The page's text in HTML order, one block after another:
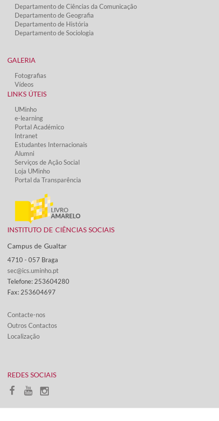
Departamento de Ciências da Comunicação
Departamento de Geografia
Departamento de História
Departamento de Sociologia
GALERIA
Fotografias
Vídeos​
LINKS ÚTEIS​
UMinho
e-learning
Portal Académico
Intranet
Estudantes Inter​​nacionais
Alumni
Serviços de Ação Social​
Loja UMinho
Portal da Transparência
INSTITUTO DE CIÊNCIAS SOCIAIS
Campus de Gualtar ​
4710 - ​057 Braga
sec@ics.uminho.pt
Telefone: 253604280
Fax: 253604697
Contacte-nos​​​
Outros Contactos
Localização
​REDES SOCIAIS